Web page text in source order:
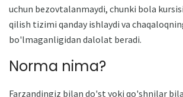
uchun bezovtalanmaydi, chunki bola
qilish tizimi qanday ishlaydi va
bo'lmaganligidan dalolat beradi.
Norma nima?
Farzandingiz bilan do'st yoki qo'shnilar